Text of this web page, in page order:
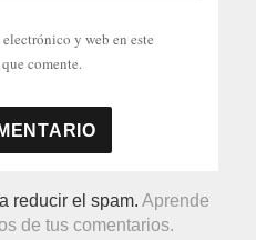
y web en este
comente.
reducir el spam.Aprende
de tus comentarios.